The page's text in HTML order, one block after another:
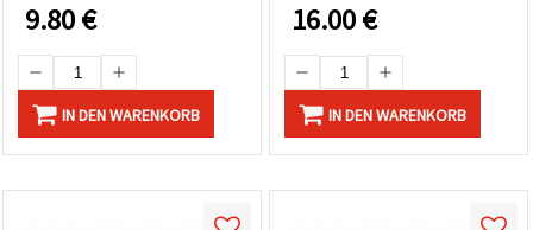
9.80€
IN DEN WARENKORB
16.00€
IN DEN WARENKORB